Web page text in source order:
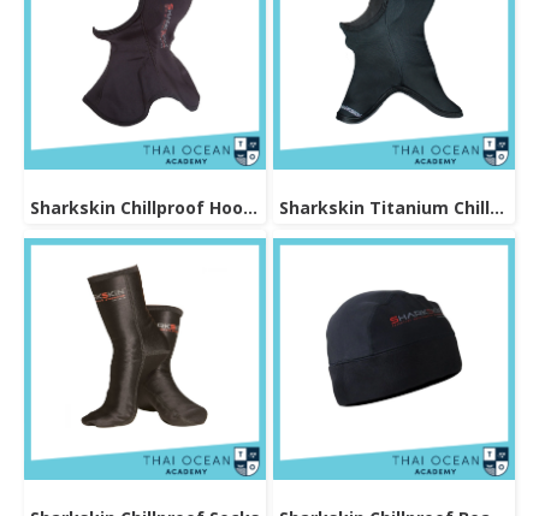
Sharkskin Chillproof Hood Bibbed Sharkskin Titanium Chillproof Hood